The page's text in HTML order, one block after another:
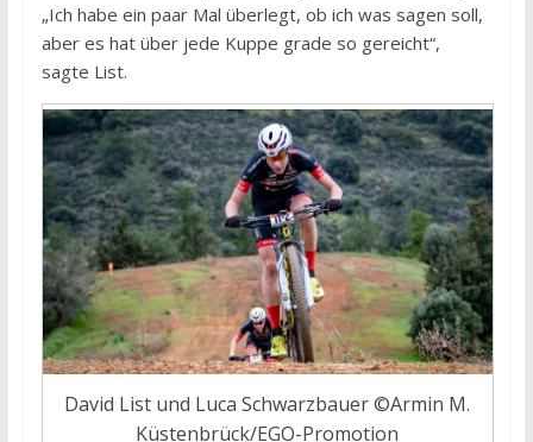
„Ich habe ein paar Mal überlegt, ob ich was sagen soll,
aber es hat über jede Kuppe grade so gereicht“,
sagte List.
David List und Luca Schwarzbauer ©Armin M.
Küstenbrück/EGO-Promotion